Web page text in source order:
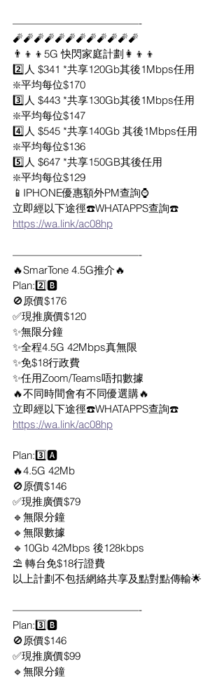
————————————-
🧨🧨🧨🧨🧨🧨🧨🧨🧨🧨🧨🧨
👨‍👦‍👦5G 快閃家庭計劃👩‍👦‍👦
2️⃣人 $341 *共享120Gb其後1Mbps任用
❇️平均每位$170
3️⃣人 $443 *共享130Gb其後1Mbps任用
❇️平均每位$147
4️⃣人 $545 *共享140Gb 其後1Mbps任用
❇️平均每位$136
5️⃣人 $647 *共享150GB其後任用
❇️平均每位$129
📱IPHONE優惠額外PM查詢⌚️
立即經以下途徑☎️WHATAPPS查詢☎️
https://wa.link/ac08hp
————————————-
🔥SmarTone 4.5G推介🔥
Plan:2️⃣🅱️
🚫原價$176
✅現推廣價$120
✨無限分鐘
✨全程4.5G 42Mbps真無限
✨免$18行政費
✨任用Zoom/Teams唔扣數據
🔥不同時間會有不同優選購🔥
立即經以下途徑☎️WHATAPPS查詢☎️
https://wa.link/ac08hp
Plan:3️⃣🅰️
🔥4.5G 42Mb
🚫原價$146
✅現推廣價$79
🔹無限分鐘
🔹無限數據
🔹10Gb 42Mbps 後128kbps
⛱ 轉台免$18行證費
以上計劃不包括網絡共享及點對點傳輸🌟
————————————-
Plan:3️⃣🅱️
🚫原價$146
✅現推廣價$99
🔹無限分鐘